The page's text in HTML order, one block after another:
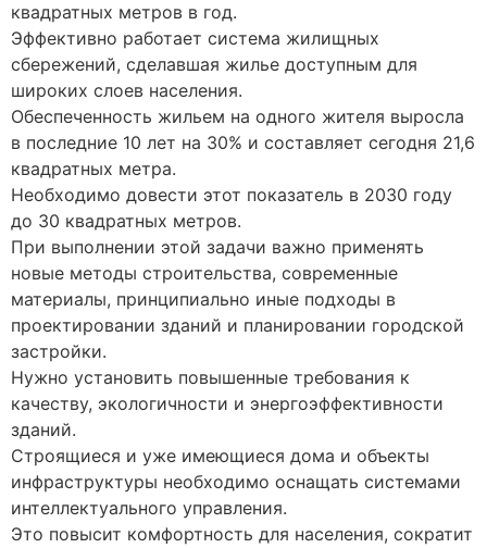
квадратных метров в год.
Эффективно работает система жилищных
сбережений, сделавшая жилье доступным для
широких слоев населения.
Обеспеченность жильем на одного жителя выросла
в последние 10 лет на 30% и составляет сегодня 21,6
квадратных метра.
Необходимо довести этот показатель в 2030 году
до 30 квадратных метров.
При выполнении этой задачи важно применять
новые методы строительства, современные
материалы, принципиально иные подходы в
проектировании зданий и планировании городской
застройки.
Нужно установить повышенные требования к
качеству, экологичности и энергоэффективности
зданий.
Строящиеся и уже имеющиеся дома и объекты
инфраструктуры необходимо оснащать системами
интеллектуального управления.
Это повысит комфортность для населения, сократит